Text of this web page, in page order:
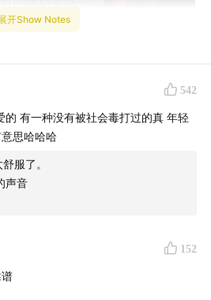
，他们曾是清华同一届毕业
跳槽到腾讯，他去年来过
。
于清华和斯坦福大学，曾经的研
开Show Notes
542
有一种没有被社会毒打过的真 年轻
思哈哈哈
服了。
声音
152